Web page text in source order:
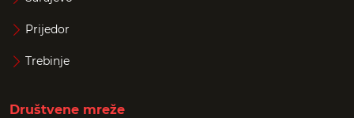
Prijedor
Trebinje
Društvene mreže